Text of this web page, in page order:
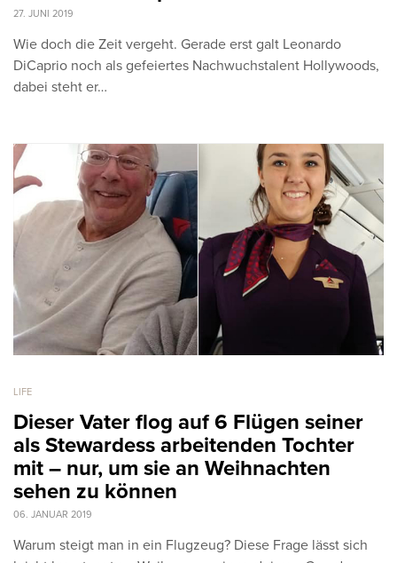
27. JUNI 2019
Wie doch die Zeit vergeht. Gerade erst galt Leonardo
DiCaprio noch als gefeiertes Nachwuchstalent Hollywoods,
dabei steht er…
LIFE
Dieser Vater flog auf 6 Flügen seiner
als Stewardess arbeitenden Tochter
mit – nur, um sie an Weihnachten
sehen zu können
06. JANUAR 2019
Warum steigt man in ein Flugzeug? Diese Frage lässt sich